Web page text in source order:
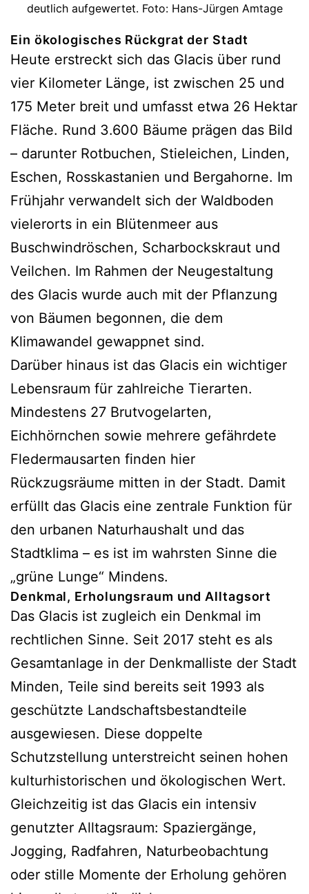
deutlich aufgewertet. Foto: Hans-Jürgen Amtage
Ein ökologisches Rückgrat der Stadt
Heute erstreckt sich das Glacis über rund
vier Kilometer Länge, ist zwischen 25 und
175 Meter breit und umfasst etwa 26 Hektar
Fläche. Rund 3.600 Bäume prägen das Bild
– darunter Rotbuchen, Stieleichen, Linden,
Eschen, Rosskastanien und Bergahorne. Im
Frühjahr verwandelt sich der Waldboden
vielerorts in ein Blütenmeer aus
Buschwindröschen, Scharbockskraut und
Veilchen. Im Rahmen der Neugestaltung
des Glacis wurde auch mit der Pflanzung
von Bäumen begonnen, die dem
Klimawandel gewappnet sind.
Darüber hinaus ist das Glacis ein wichtiger
Lebensraum für zahlreiche Tierarten.
Mindestens 27 Brutvogelarten,
Eichhörnchen sowie mehrere gefährdete
Fledermausarten finden hier
Rückzugsräume mitten in der Stadt. Damit
erfüllt das Glacis eine zentrale Funktion für
den urbanen Naturhaushalt und das
Stadtklima – es ist im wahrsten Sinne die
„grüne Lunge“ Mindens.
Denkmal, Erholungsraum und Alltagsort
Das Glacis ist zugleich ein Denkmal im
rechtlichen Sinne. Seit 2017 steht es als
Gesamtanlage in der Denkmalliste der Stadt
Minden, Teile sind bereits seit 1993 als
geschützte Landschaftsbestandteile
ausgewiesen. Diese doppelte
Schutzstellung unterstreicht seinen hohen
kulturhistorischen und ökologischen Wert.
Gleichzeitig ist das Glacis ein intensiv
genutzter Alltagsraum: Spaziergänge,
Jogging, Radfahren, Naturbeobachtung
oder stille Momente der Erholung gehören